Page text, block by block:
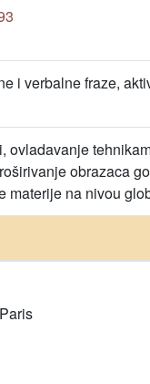
i verbalne fraze,
obrazaca
na nivou